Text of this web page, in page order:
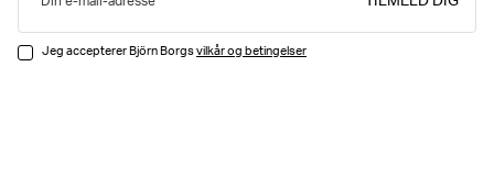
Jeg accepterer Björn Borgsvilkår og betingelser